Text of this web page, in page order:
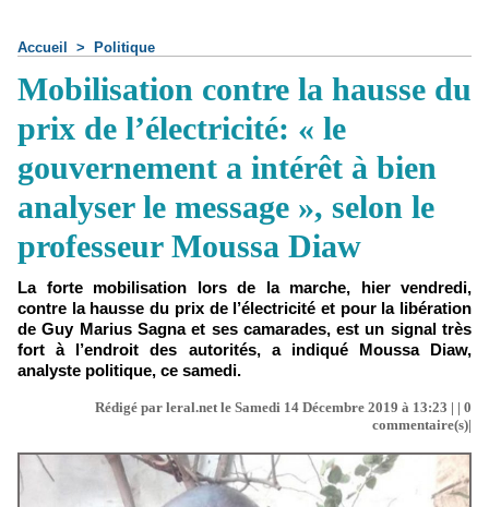
Accueil > Politique
Mobilisation contre la hausse du
prix de l’électricité: « le
gouvernement a intérêt à bien
analyser le message », selon le
professeur Moussa Diaw
La forte mobilisation lors de la marche, hier vendredi,
contre la hausse du prix de l’électricité et pour la libération
de Guy Marius Sagna et ses camarades, est un signal très
fort à l’endroit des autorités, a indiqué Moussa Diaw,
analyste politique, ce samedi.
Rédigé par leral.net le Samedi 14 Décembre 2019 à 13:23 | | 0
commentaire(s)|